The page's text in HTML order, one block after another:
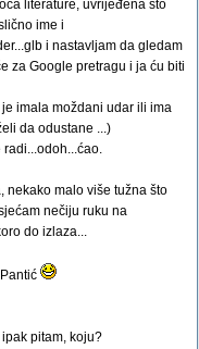
literature, uvrijeđena što
ime i
i nastavljam da gledam
za Google pretragu i ja ću biti
imala moždani udar ili ima
da odustane ...)
radi...odoh...ćao.
nekako malo više tužna što
nečiju ruku na
do izlaza...
pitam, koju?